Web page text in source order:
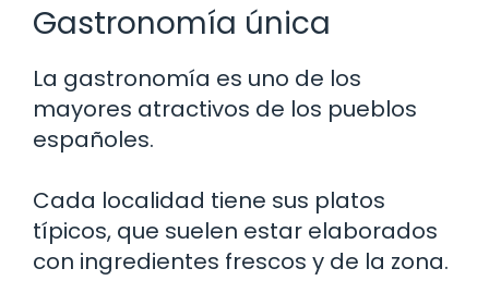
Gastronomía única
La gastronomía es uno de los
mayores atractivos de los pueblos
españoles.
Cada localidad tiene sus platos
típicos, que suelen estar elaborados
con ingredientes frescos y de la zona.